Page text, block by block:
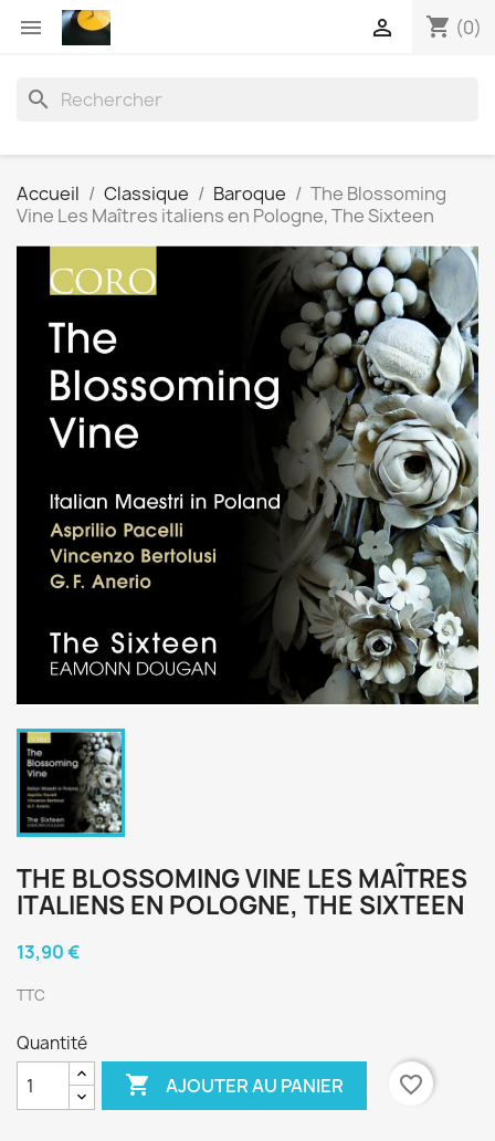
 shopping_cart (0)

search
Accueil Classique Baroque
The Blossoming
Vine Les Maîtres italiens en Pologne, The Sixteen
THE BLOSSOMING VINE LES MAÎTRES
ITALIENS EN POLOGNE, THE SIXTEEN
13,90 €
TTC
Quantité
 AJOUTER AU PANIER favorite_border